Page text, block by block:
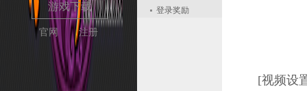
游戏下载
官网 注册
登录奖励
[视频设